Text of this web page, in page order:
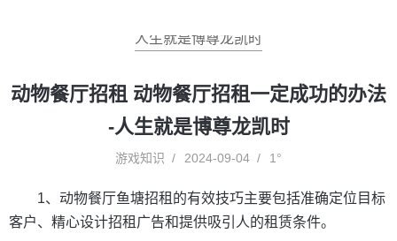
人生就是博尊龙凯时
动物餐厅招租 动物餐厅招租一定成功的办法
-人生就是博尊龙凯时
游戏知识 2024-09-04 1°
1、动物餐厅鱼塘招租的有效技巧主要包括准确定位目标
客户、精心设计招租广告和提供吸引人的租赁条件。